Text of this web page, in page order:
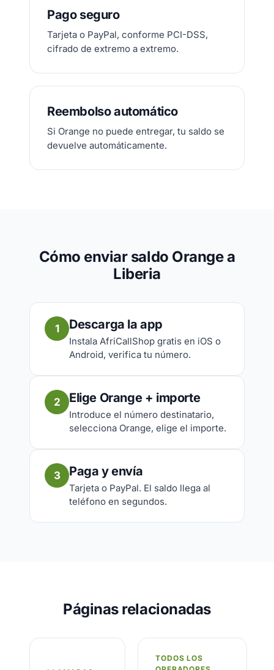
Pago seguro
Tarjeta o PayPal, conforme PCI-DSS,
cifrado de extremo a extremo.
Reembolso automático
Si Orange no puede entregar, tu saldo se
devuelve automáticamente.
Cómo enviar saldo Orange a
Liberia
1 Descarga la app
Instala AfriCallShop gratis en iOS o
Android, verifica tu número.
2 Elige Orange + importe
Introduce el número destinatario,
selecciona Orange, elige el importe.
3 Paga y envía
Tarjeta o PayPal. El saldo llega al
teléfono en segundos.
Páginas relacionadas
TODOS LOS